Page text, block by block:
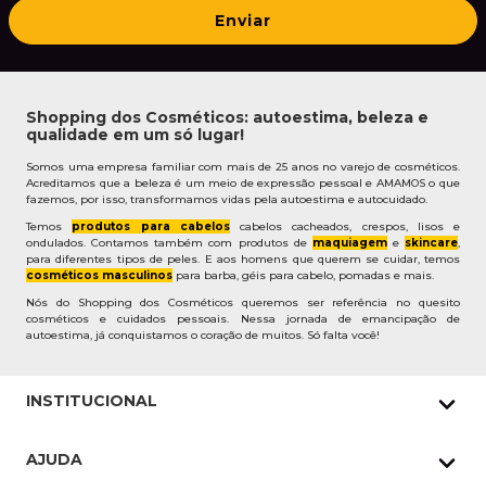
Enviar
Shopping dos Cosméticos: autoestima, beleza e
qualidade em um só lugar!
Somos uma empresa familiar com mais de 25 anos no varejo de cosméticos.
Acreditamos que a beleza é um meio de expressão pessoal e AMAMOS o que
fazemos, por isso, transformamos vidas pela autoestima e autocuidado.
Temos produtos para cabeloscabelos cacheados, crespos, lisos e
ondulados. Contamos também com produtos de maquiageme skincare,
para diferentes tipos de peles. E aos homens que querem se cuidar, temos
cosméticos masculinos para barba, géis para cabelo, pomadas e mais.
Nós do Shopping dos Cosméticos queremos ser referência no quesito
cosméticos e cuidados pessoais. Nessa jornada de emancipação de
autoestima, já conquistamos o coração de muitos. Só falta você!
INSTITUCIONAL
AJUDA